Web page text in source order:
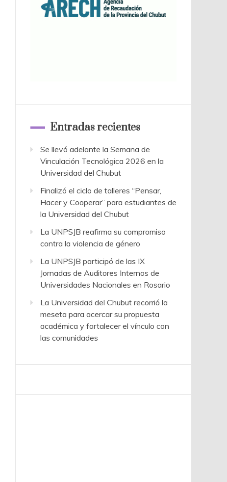
Entradas recientes
Se llevó adelante la Semana de
Vinculación Tecnológica 2026 en la
Universidad del Chubut
Finalizó el ciclo de talleres “Pensar,
Hacer y Cooperar” para estudiantes de
la Universidad del Chubut
La UNPSJB reafirma su compromiso
contra la violencia de género
La UNPSJB participó de las IX
Jornadas de Auditores Internos de
Universidades Nacionales en Rosario
La Universidad del Chubut recorrió la
meseta para acercar su propuesta
académica y fortalecer el vínculo con
las comunidades